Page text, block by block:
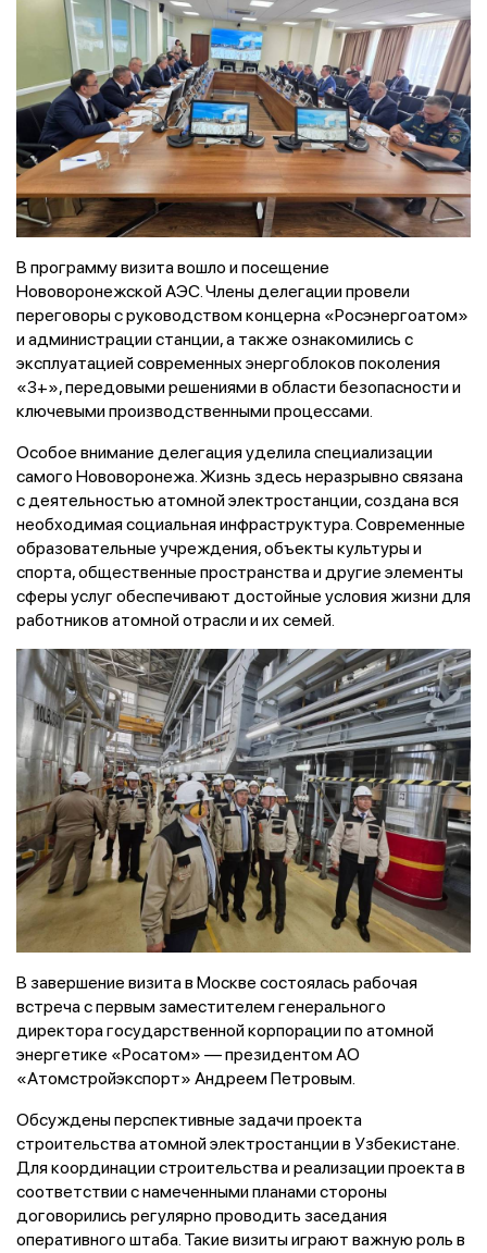
В программу визита вошло и посещение
Нововоронежской АЭС. Члены делегации провели
переговоры с руководством концерна «Росэнергоатом»
и администрации станции, а также ознакомились с
эксплуатацией современных энергоблоков поколения
«3+», передовыми решениями в области безопасности и
ключевыми производственными процессами.
Особое внимание делегация уделила специализации
самого Нововоронежа. Жизнь здесь неразрывно связана
с деятельностью атомной электростанции, создана вся
необходимая социальная инфраструктура. Современные
образовательные учреждения, объекты культуры и
спорта, общественные пространства и другие элементы
сферы услуг обеспечивают достойные условия жизни для
работников атомной отрасли и их семей.
В завершение визита в Москве состоялась рабочая
встреча с первым заместителем генерального
директора государственной корпорации по атомной
энергетике «Росатом» — президентом АО
«Атомстройэкспорт» Андреем Петровым.
Обсуждены перспективные задачи проекта
строительства атомной электростанции в Узбекистане.
Для координации строительства и реализации проекта в
соответствии с намеченными планами стороны
договорились регулярно проводить заседания
оперативного штаба. Такие визиты играют важную роль в